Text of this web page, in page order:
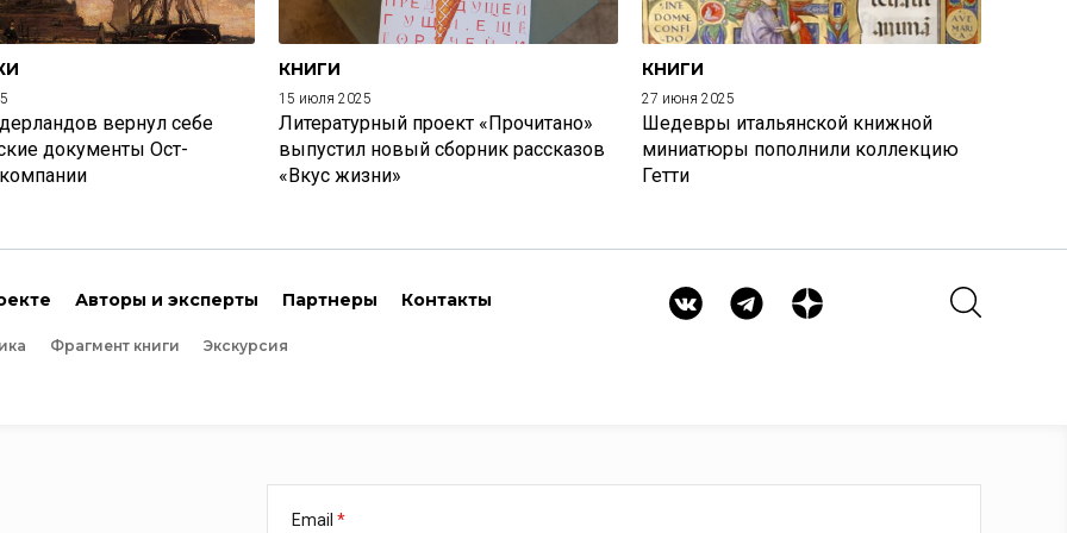
вернул себе
документы Ост-
КНИГИ
15 июля 2025
Литературный проект «Прочитано»
выпустил новый сборник рассказов
«Вкус жизни»
КНИГИ
27 июня 2025
Шедевры итальянской книжной
миниатюры пополнили коллекцию
Гетти
Авторы и эксперты Партнеры Контакты
Фрагмент книги Экскурсия
Email